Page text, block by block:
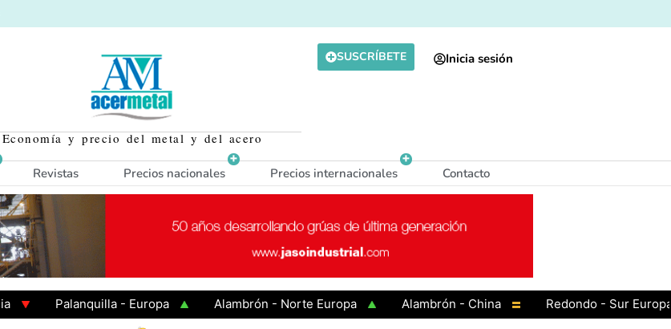
Economía y precio del metal y del acero
SUSCRÍBETE Inicia sesión
Revistas Precios nacionales Precios internacionales Contacto
Palanquilla - Europa Alambrón - Norte Europa Alambrón - China
Redondo - Sur Europa